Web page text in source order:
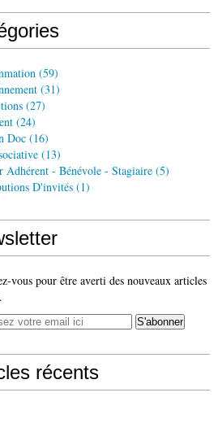
(59)
(31)
(27)
(24)
Doc (16)
(13)
Adhérent - Bénévole - Stagiaire (5)
D'invités (1)
vous pour être averti des nouveaux articles
récents